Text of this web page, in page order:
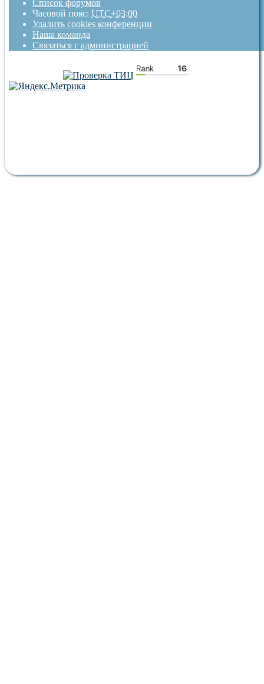
Список форумов
Часовой пояс: UTC+03:00
Удалить cookies конференции
Наша команда
Связаться с администрацией